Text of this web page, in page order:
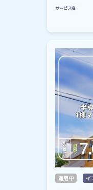
サービス名
運用中 イ